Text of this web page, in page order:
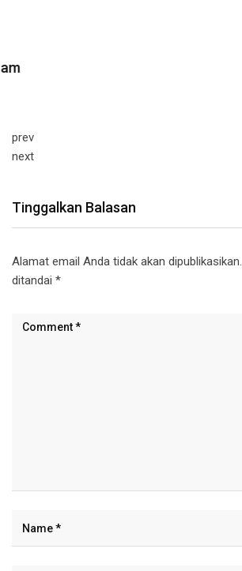
prev
next
Tinggalkan Balasan
Alamat email Anda tidak akan dipublikasikan.
ditandai *